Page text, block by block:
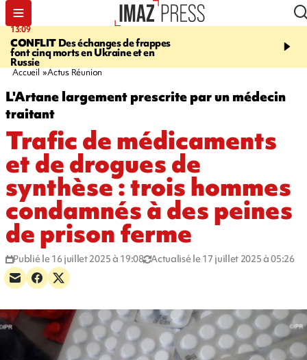
13:09
CONFLIT Des échanges de frappes
font cinq morts en Ukraine et en
Russie
17:14
Quatre
européennes pour les
Accueil Actus Réunion
L'Artane largement prescrite par un médecin
traitant
Trafic de médicaments
et de drogues de
synthèse : trois hommes
condamnés à des peines
de prison ferme
Publié le 16 juillet 2025 à 19:08 Actualisé le 17 juillet 2025 à 05:26